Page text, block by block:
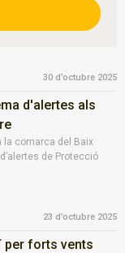
30 d’octubre 2025
d'alertes als
la comarca del Baix
de Protecció
23 d’octubre 2025
per forts vents